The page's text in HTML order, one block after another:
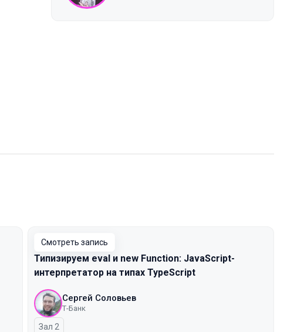
Смотреть запись
Типизируем eval и new Function: JavaScript-
интерпретатор на типах TypeScript
Сергей Соловьев
Т-Банк
Зал 2